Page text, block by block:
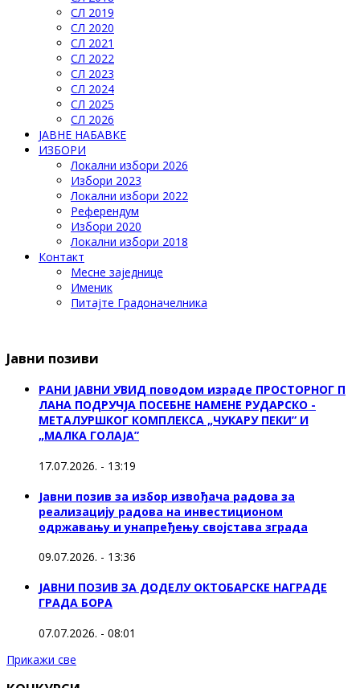
СЛ 2019
СЛ 2020
СЛ 2021
СЛ 2022
СЛ 2023
СЛ 2024
СЛ 2025
СЛ 2026
ЈАВНЕ НАБАВКЕ
ИЗБОРИ
Локални избори 2026
Избори 2023
Локални избори 2022
Референдум
Избори 2020
Локални избори 2018
Контакт
Месне заједнице
Именик
Питајте Градоначелника
Јавни позиви
РАНИ ЈАВНИ УВИД поводом израде ПРОСТОРНОГ П
ЛАНА ПОДРУЧЈА ПОСЕБНЕ НАМЕНЕ РУДАРСКО -
МЕТАЛУРШКОГ КОМПЛЕКСА „ЧУКАРУ ПЕКИ” И
„МАЛКА ГОЛАЈА”
17.07.2026. - 13:19
Јавни позив за избор извођача радова за
реализацију радова на инвестиционом
одржавању и унапређењу својстава зграда
09.07.2026. - 13:36
ЈАВНИ ПОЗИВ ЗА ДОДЕЛУ ОКТOБАРСКЕ НАГРАДЕ
ГРАДА БОРА
07.07.2026. - 08:01
Прикажи све